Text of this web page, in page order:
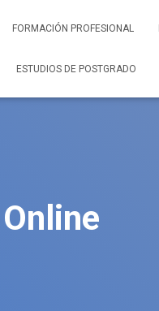
FORMACIÓN PROFESIONAL
ESTUDIOS DE POSTGRADO